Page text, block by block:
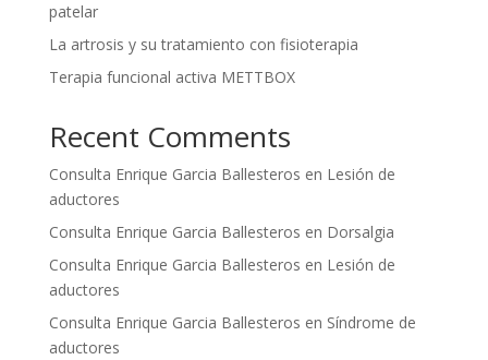
patelar
La artrosis y su tratamiento con fisioterapia
Terapia funcional activa METTBOX
Recent Comments
Consulta Enrique Garcia Ballesteros en Lesión de
aductores
Consulta Enrique Garcia Ballesteros en Dorsalgia
Consulta Enrique Garcia Ballesteros en Lesión de
aductores
Consulta Enrique Garcia Ballesteros en Síndrome de
aductores